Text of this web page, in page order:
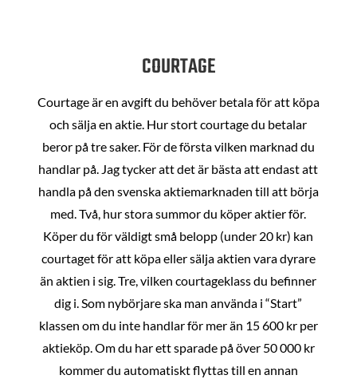
COURTAGE
Courtage är en avgift du behöver betala för att köpa
och sälja en aktie. Hur stort courtage du betalar
beror på tre saker. För de första vilken marknad du
handlar på. Jag tycker att det är bästa att endast att
handla på den svenska aktiemarknaden till att börja
med. Två, hur stora summor du köper aktier för.
Köper du för väldigt små belopp (under 20 kr) kan
courtaget för att köpa eller sälja aktien vara dyrare
än aktien i sig. Tre, vilken courtageklass du befinner
dig i. Som nybörjare ska man använda i “Start”
klassen om du inte handlar för mer än 15 600 kr per
aktieköp. Om du har ett sparade på över 50 000 kr
kommer du automatiskt flyttas till en annan